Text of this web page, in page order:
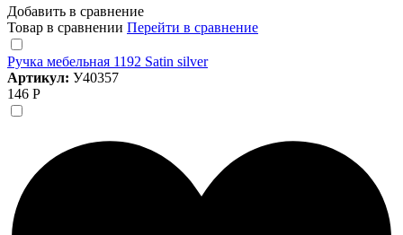
Добавить в сравнение
Товар в сравнении Перейти в сравнение
Ручка мебельная 1192 Satin silver
Артикул: У40357
146 Р